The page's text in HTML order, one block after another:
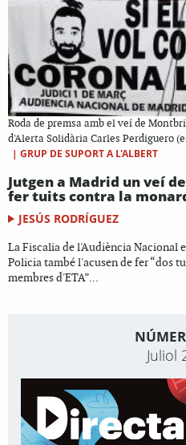
Roda de premsa amb el veí de
d'Alerta Solidària Carles Perdiguero
| GRUP DE SUPORT A L'ALBERT
Jutgen a Madrid un veí
fer tuits contra la
JESÚS RODRÍGUEZ
La Fiscalia de l'Audiència Nacional
Policia també l'acusen de fer “dos
membres d'ETA”...
Juliol